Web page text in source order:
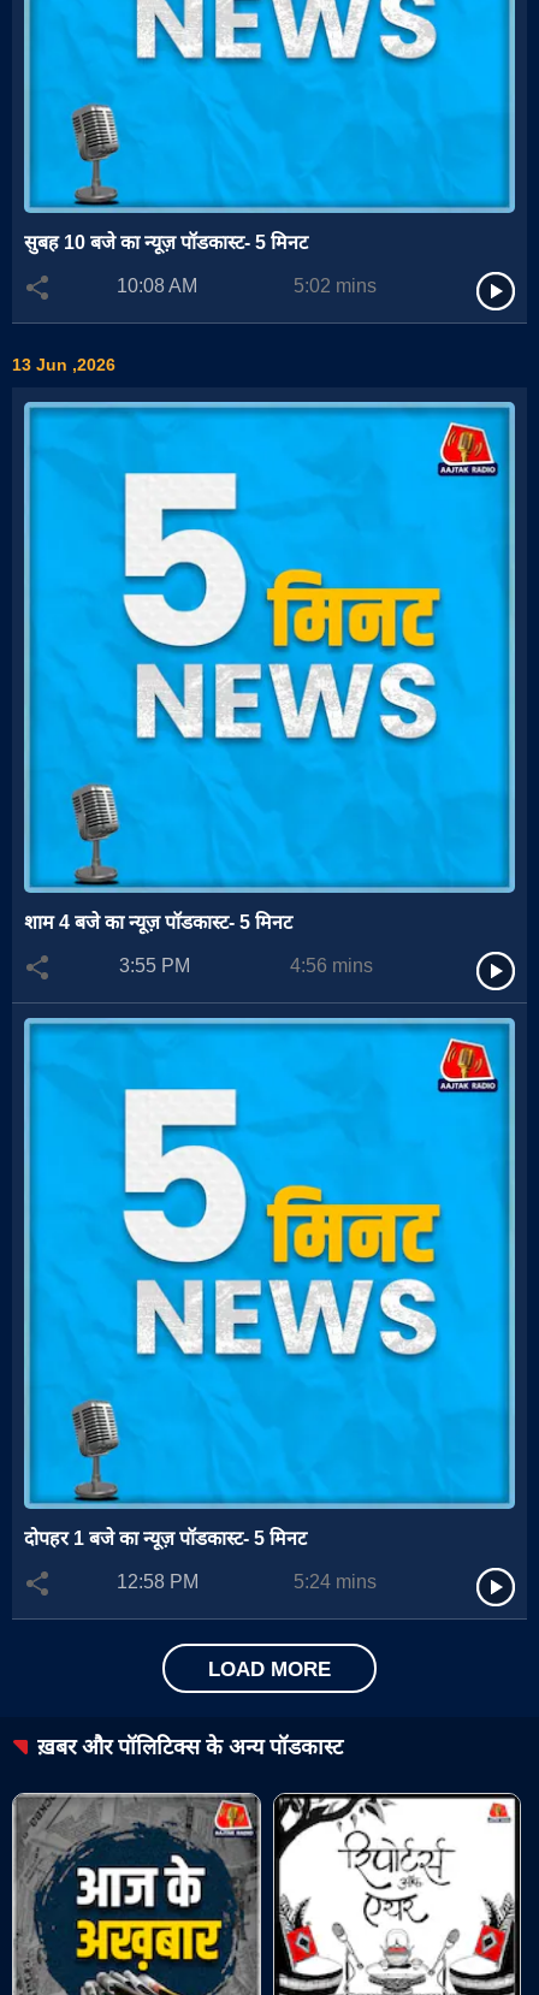
सुबह 10 बजे का न्यूज़ पॉडकास्ट- 5 मिनट
10:08 AM
5:02 mins
13 Jun ,2026
शाम 4 बजे का न्यूज़ पॉडकास्ट- 5 मिनट
3:55 PM
4:56 mins
दोपहर 1 बजे का न्यूज़ पॉडकास्ट- 5 मिनट
12:58 PM
5:24 mins
LOAD MORE
ख़बर और पॉलिटिक्सके अन्य पॉडकास्ट